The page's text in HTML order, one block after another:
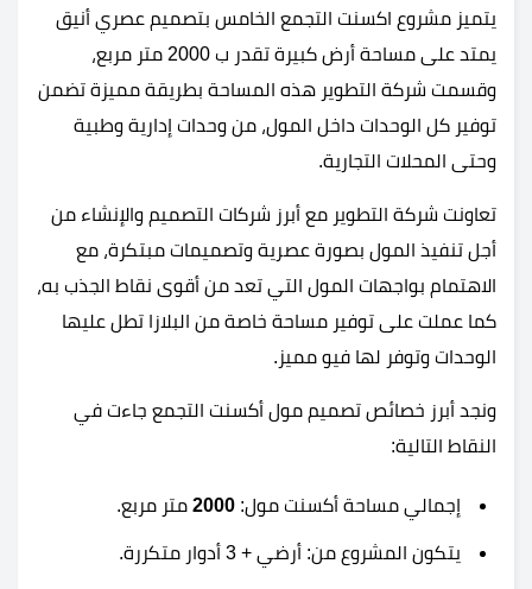
يتميز مشروع اكسنت التجمع الخامس بتصميم عصري أنيق
يمتد على مساحة أرض كبيرة تقدر ب 2000 متر مربع،
وقسمت شركة التطوير هذه المساحة بطريقة مميزة تضمن
توفير كل الوحدات داخل المول، من وحدات إدارية وطبية
وحتى المحلات التجارية.
تعاونت شركة التطوير مع أبرز شركات التصميم والإنشاء من
أجل تنفيذ المول بصورة عصرية وتصميمات مبتكرة، مع
الاهتمام بواجهات المول التي تعد من أقوى نقاط الجذب به،
كما عملت على توفير مساحة خاصة من البلازا تطل عليها
الوحدات وتوفر لها فيو مميز.
ونجد أبرز خصائص تصميم مول أكسنت التجمع جاءت في
النقاط التالية:
إجمالي مساحة أكسنت مول: 2000 متر مربع.
يتكون المشروع من: أرضي + 3 أدوار متكررة.